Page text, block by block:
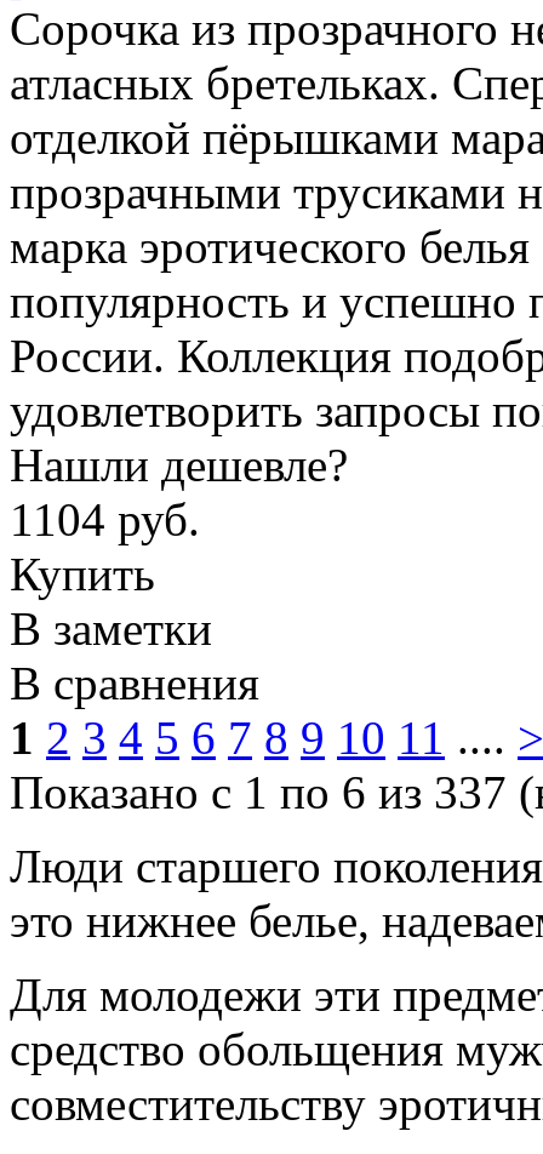
Сорочка из прозрачного
атласных бретельках.
отделкой пёрышками
прозрачными трусиками
марка эротического
популярность и успешно
России. Коллекция
удовлетворить запросы
Нашли дешевле?
1104 руб.
Купить
В заметки
В сравнения
1 2 3 4 5 6 7 8 9 10 11 .... >
Показано с 1 по 6 из 337
Люди старшего
это нижнее белье,
Для молодежи эти
средство обольщения
совместительству